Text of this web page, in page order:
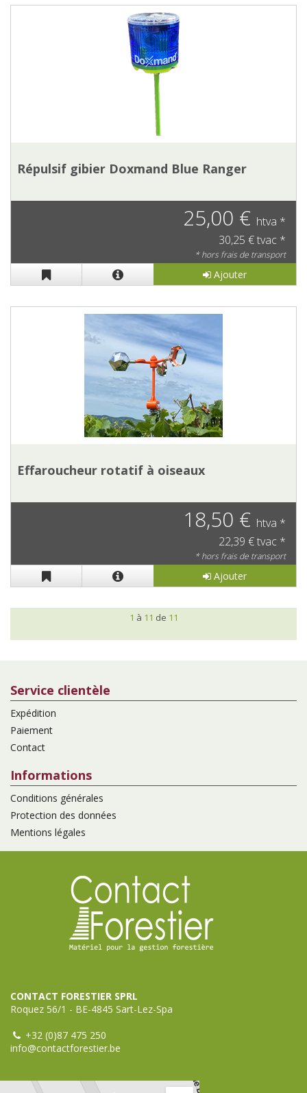
Répulsif gibier Doxmand Blue Ranger
25,00 € htva *
30,25 € tvac *
* hors frais de transport
Ajouter
Effaroucheur rotatif à oiseaux
18,50 € htva *
22,39 € tvac *
* hors frais de transport
Ajouter
1 à 11 de 11
Service clientèle
Expédition
Paiement
Contact
Informations
Conditions générales
Protection des données
Mentions légales
CONTACT FORESTIER SPRL
Roquez 56/1 - BE-4845 Sart-Lez-Spa
+32 (0)87 475 250
info@contactforestier.be